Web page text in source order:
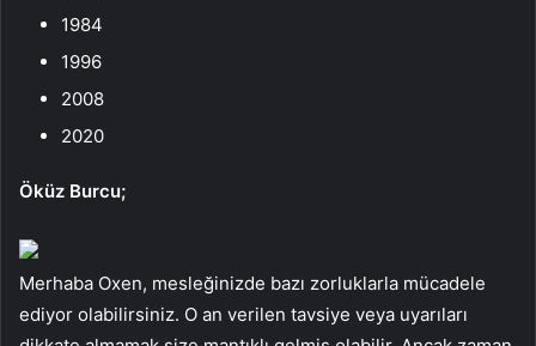
1984
1996
2008
2020
Öküz Burcu;
Merhaba Oxen, mesleğinizde bazı zorluklarla mücadele
ediyor olabilirsiniz. O an verilen tavsiye veya uyarıları